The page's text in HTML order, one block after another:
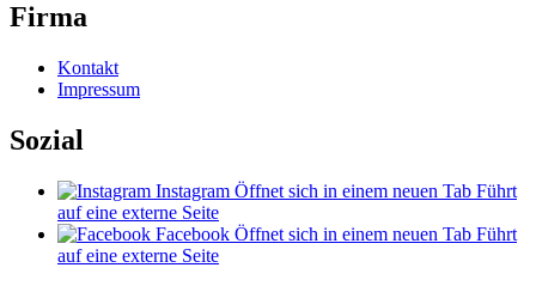
Firma
Kontakt
Impressum
Sozial
Instagram Öffnet sich in einem neuen Tab Führt
auf eine externe Seite
Facebook Öffnet sich in einem neuen Tab Führt
auf eine externe Seite